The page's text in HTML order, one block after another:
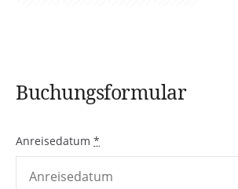
Buchungsformular
Anreisedatum *